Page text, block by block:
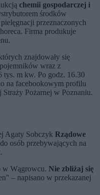
chemii gospodarczej i
środków
przeznaczonych
Firma produkuje
znajdowały się
wraz z
tys. m kw. Po godz. 16.30
na facebookowym profilu
Pożarnej w Poznaniu.
Agaty Sobczyk Rządowe
do osób przebywających na
w Wągrowcu. Nie zbliżaj się
– napisano w przekazanej